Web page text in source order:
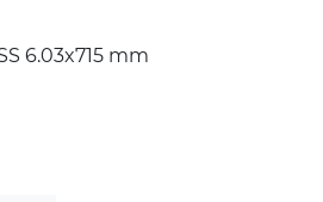
6.03x715 mm